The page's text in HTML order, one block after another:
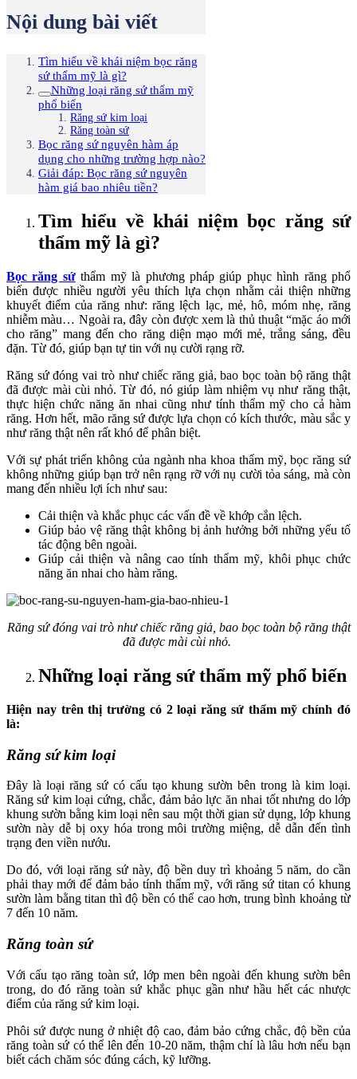
Nội dung bài viết
Tìm hiểu về khái niệm bọc răng
sứ thẩm mỹ là gì?
Những loại răng sứ thẩm mỹ
phổ biến
Răng sứ kim loại
Răng toàn sứ
Bọc răng sứ nguyên hàm áp
dụng cho những trường hợp nào?
Giải đáp: Bọc răng sứ nguyên
hàm giá bao nhiêu tiền?
Tìm hiểu về khái niệm bọc răng sứ
thẩm mỹ là gì?
Bọc răng sứthẩm mỹ là phương pháp giúp phục hình răng phổ
biến được nhiều người yêu thích lựa chọn nhằm cải thiện những
khuyết điểm của răng như: răng lệch lạc, mẻ, hô, móm nhẹ, răng
nhiễm màu… Ngoài ra, đây còn được xem là thủ thuật “mặc áo mới
cho răng” mang đến cho răng diện mạo mới mẻ, trắng sáng, đều
đặn. Từ đó, giúp bạn tự tin với nụ cười rạng rỡ.
Răng sứ đóng vai trò như chiếc răng giả, bao bọc toàn bộ răng thật
đã được mài cùi nhỏ. Từ đó, nó giúp làm nhiệm vụ như răng thật,
thực hiện chức năng ăn nhai cũng như tính thẩm mỹ cho cả hàm
răng. Hơn hết, mão răng sứ được lựa chọn có kích thước, màu sắc y
như răng thật nên rất khó để phân biệt.
Với sự phát triển không của ngành nha khoa thẩm mỹ, bọc răng sứ
không những giúp bạn trở nên rạng rỡ với nụ cười tỏa sáng, mà còn
mang đến nhiều lợi ích như sau:
Cải thiện và khắc phục các vấn đề về khớp cắn lệch.
Giúp bảo vệ răng thật không bị ảnh hưởng bởi những yếu tố
tác động bên ngoài.
Giúp cải thiện và nâng cao tính thẩm mỹ, khôi phục chức
năng ăn nhai cho hàm răng.
Răng sứ đóng vai trò như chiếc răng giả, bao bọc toàn bộ răng thật
đã được mài cùi nhỏ.
Những loại răng sứ thẩm mỹ phổ biến
Hiện nay trên thị trường có 2 loại răng sứ thẩm mỹ chính đó
là:
Răng sứ kim loại
Đây là loại răng sứ có cấu tạo khung sườn bên trong là kim loại.
Răng sứ kim loại cứng, chắc, đảm bảo lực ăn nhai tốt nhưng do lớp
khung sườn bằng kim loại nên sau một thời gian sử dụng, lớp khung
sườn này dễ bị oxy hóa trong môi trường miệng, dễ dẫn đến tình
trạng đen viền nướu.
Do đó, với loại răng sứ này, độ bền duy trì khoảng 5 năm, do cần
phải thay mới để đảm bảo tính thẩm mỹ, với răng sứ titan có khung
sườn làm bằng titan thì độ bền có thể cao hơn, trung bình khoảng từ
7 đến 10 năm.
Răng toàn sứ
Với cấu tạo răng toàn sứ, lớp men bên ngoài đến khung sườn bên
trong, do đó răng toàn sứ khắc phục gần như hầu hết các nhược
điểm của răng sứ kim loại.
Phôi sứ được nung ở nhiệt độ cao, đảm bảo cứng chắc, độ bền của
răng toàn sứ có thể lên đến 10-20 năm, thậm chí là lâu hơn nếu bạn
biết cách chăm sóc đúng cách, kỹ lưỡng.